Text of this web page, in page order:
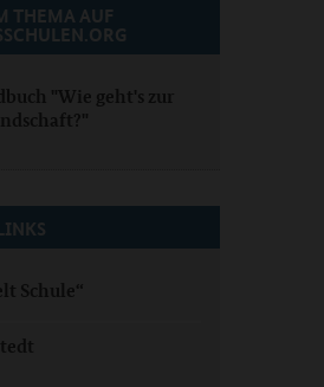
THEMA AUF
"Wie geht's zur
Schule“